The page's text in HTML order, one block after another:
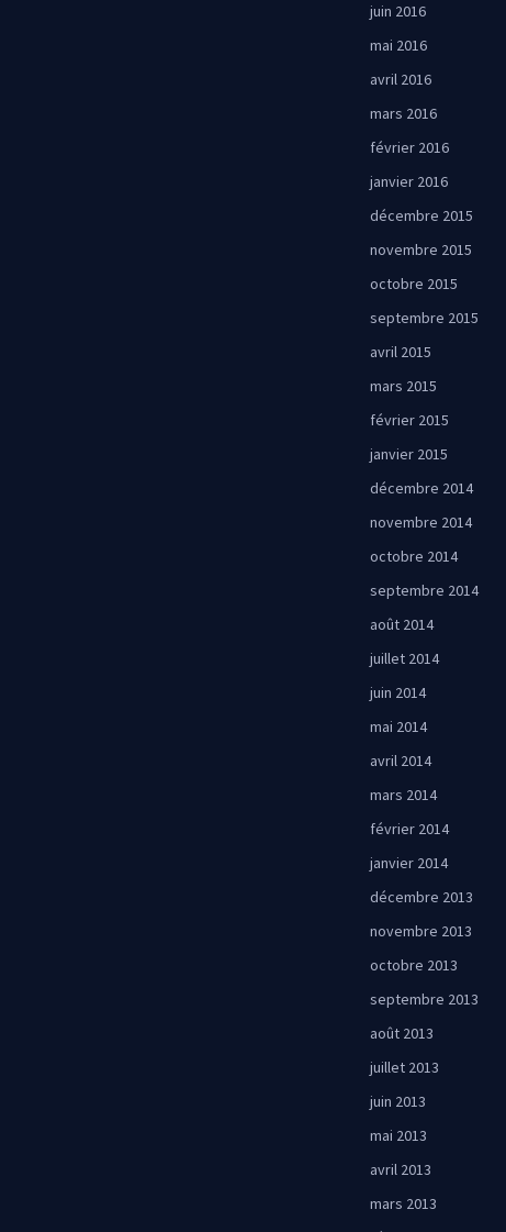
juin 2016
mai 2016
avril 2016
mars 2016
février 2016
janvier 2016
décembre 2015
novembre 2015
octobre 2015
septembre 2015
avril 2015
mars 2015
février 2015
janvier 2015
décembre 2014
novembre 2014
octobre 2014
septembre 2014
août 2014
juillet 2014
juin 2014
mai 2014
avril 2014
mars 2014
février 2014
janvier 2014
décembre 2013
novembre 2013
octobre 2013
septembre 2013
août 2013
juillet 2013
juin 2013
mai 2013
avril 2013
mars 2013